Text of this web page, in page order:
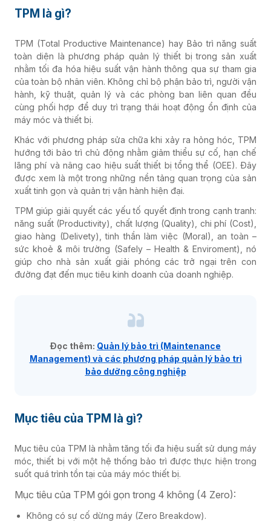
TPM là gì?
TPM (Total Productive Maintenance) hay Bảo trì năng suất
toàn diện là phương pháp quản lý thiết bị trong sản xuất
nhằm tối đa hóa hiệu suất vận hành thông qua sự tham gia
của toàn bộ nhân viên. Không chỉ bộ phận bảo trì, người vận
hành, kỹ thuật, quản lý và các phòng ban liên quan đều
cùng phối hợp để duy trì trạng thái hoạt động ổn định của
máy móc và thiết bị.
Khác với phương pháp sửa chữa khi xảy ra hỏng hóc, TPM
hướng tới bảo trì chủ động nhằm giảm thiểu sự cố, hạn chế
lãng phí và nâng cao hiệu suất thiết bị tổng thể (OEE). Đây
được xem là một trong những nền tảng quan trọng của sản
xuất tinh gọn và quản trị vận hành hiện đại.
TPM giúp giải quyết các yếu tố quyết định trong cạnh tranh:
năng suất (Productivity), chất lượng (Quality), chi phí (Cost),
giao hàng (Delivety), tinh thần làm việc (Moral), an toàn –
sức khoẻ & môi trường (Safely – Health & Enviroment), nó
giúp cho nhà sản xuất giải phóng các trở ngại trên con
đường đạt đến mục tiêu kinh doanh của doanh nghiệp.
Đọc thêm: Quản lý bảo trì (Maintenance
Management) và các phương pháp quản lý bảo trì
bảo dưỡng công nghiệp
Mục tiêu của TPM là gì?
Mục tiêu của TPM là nhằm tăng tối đa hiệu suất sử dụng máy
móc, thiết bị với một hệ thống bảo trì được thực hiện trong
suốt quá trình tồn tại của máy móc thiết bị.
Mục tiêu của TPM gói gọn trong 4 không (4 Zero):
Không có sự cố dừng máy (Zero Breakdow).